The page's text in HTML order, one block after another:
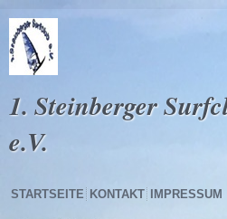
1. Steinberger
e.V.
STARTSEITE KONTAKT IMPRESSUM